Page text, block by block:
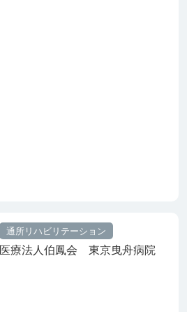
通所リハビリテーション
医療法人伯鳳会 東京曳舟病院